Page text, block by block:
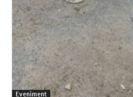
Eveniment